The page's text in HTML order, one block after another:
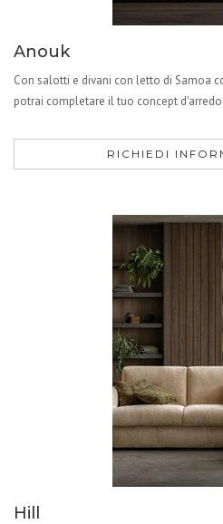
Anouk
Con salotti e divani con letto di Samoa
potrai completare il tuo concept d'arredo.
RICHIEDI
Hill